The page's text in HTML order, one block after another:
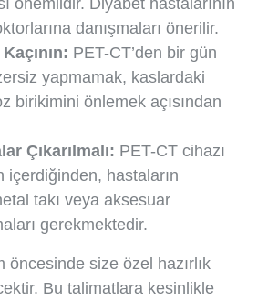
önemlidir. Diyabet hastalarının
danışmaları önerilir.
PET-CT’den bir gün
yapmamak, kaslardaki
birikimini önlemek açısından
Çıkarılmalı: PET-CT cihazı
içerdiğinden, hastaların
takı veya aksesuar
gerekmektedir.
öncesinde size özel hazırlık
Bu talimatlara kesinlikle